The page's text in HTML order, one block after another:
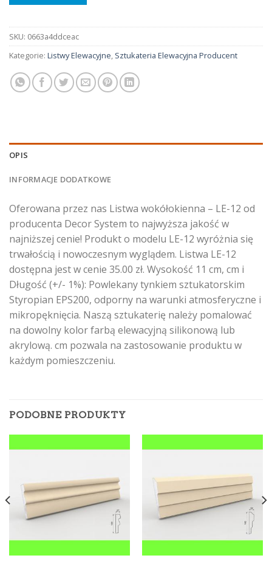
SKU: 0663a4ddceac
Kategorie: Listwy Elewacyjne, Sztukateria Elewacyjna Producent
OPIS
INFORMACJE DODATKOWE
Oferowana przez nas Listwa wokółokienna – LE-12 od
producenta Decor System to najwyższa jakość w
najniższej cenie! Produkt o modelu LE-12 wyróżnia się
trwałością i nowoczesnym wyglądem. Listwa LE-12
dostępna jest w cenie 35.00 zł. Wysokość 11 cm, cm i
Długość (+/- 1%): Powlekany tynkiem sztukatorskim
Styropian EPS200, odporny na warunki atmosferyczne i
mikropęknięcia. Naszą sztukaterię należy pomalować
na dowolny kolor farbą elewacyjną silikonową lub
akrylową. cm pozwala na zastosowanie produktu w
każdym pomieszczeniu.
PODOBNE PRODUKTY